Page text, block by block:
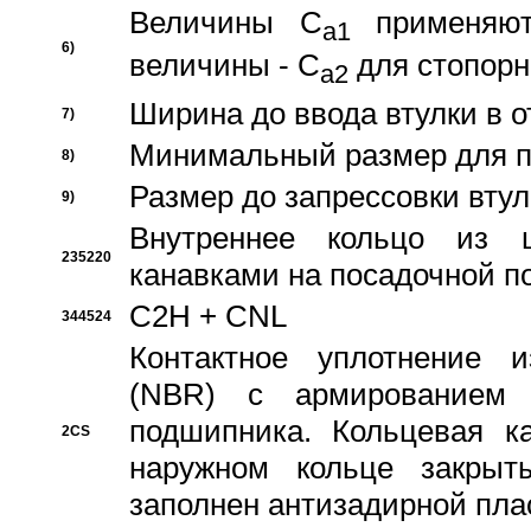
6)
Величины Ca1
величины - Ca2 для
7) Ширина до ввода втулки в
8) Минимальный размер для
9) Размер до запрессовки
235220
Внутреннее кольцо из
канавками на посадочной
344524 C2H + CNL
2CS
Контактное уплотнение
(NBR) с
подшипника. Кольцевая
наружном кольце
заполнен антизадирной